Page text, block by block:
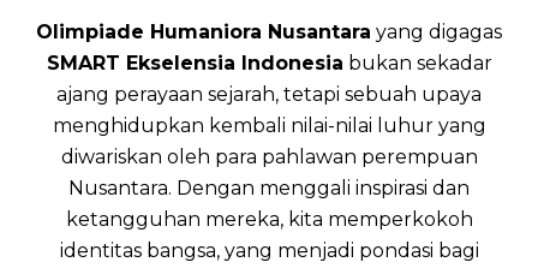
Olimpiade Humaniora Nusantara yang digagas
SMART Ekselensia Indonesia bukan sekadar
ajang perayaan sejarah, tetapi sebuah upaya
menghidupkan kembali nilai-nilai luhur yang
diwariskan oleh para pahlawan perempuan
Nusantara. Dengan menggali inspirasi dan
ketangguhan mereka, kita memperkokoh
identitas bangsa, yang menjadi pondasi bagi